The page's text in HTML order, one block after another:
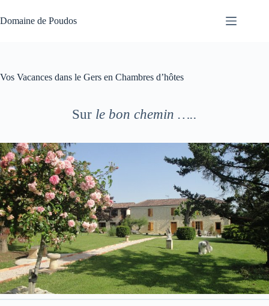
au
contenu
Domaine de Poudos
Vos Vacances dans le Gers en Chambres d’hôtes
Sur le bon chemin …..